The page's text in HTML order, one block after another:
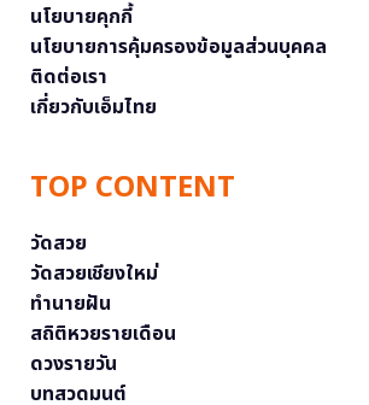
นโยบายคุกกี้
นโยบายการคุ้มครองข้อมูลส่วนบุคคล
ติดต่อเรา
เกี่ยวกับเอ็มไทย
TOP CONTENT
วัดสวย
วัดสวยเชียงใหม่
ทำนายฝัน
สถิติหวยรายเดือน
ดวงรายวัน
บทสวดมนต์